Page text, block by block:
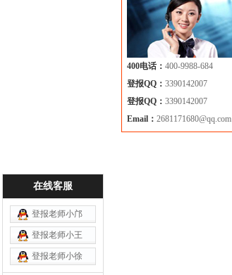
400电话： 400-9988-684
登报QQ： 3390142007
登报QQ： 3390142007
Email： 2681171680@qq.com
在线客服
登报老师小邝
登报老师小王
登报老师小徐